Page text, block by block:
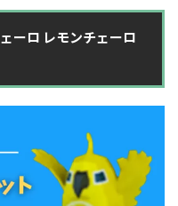
ーロ レモンチェーロ